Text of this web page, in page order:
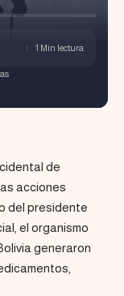
1 Min lectura
de
acciones
del presidente
el organismo
generaron